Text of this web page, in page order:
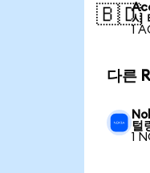
🇧🇩
시
1
다른
털
1